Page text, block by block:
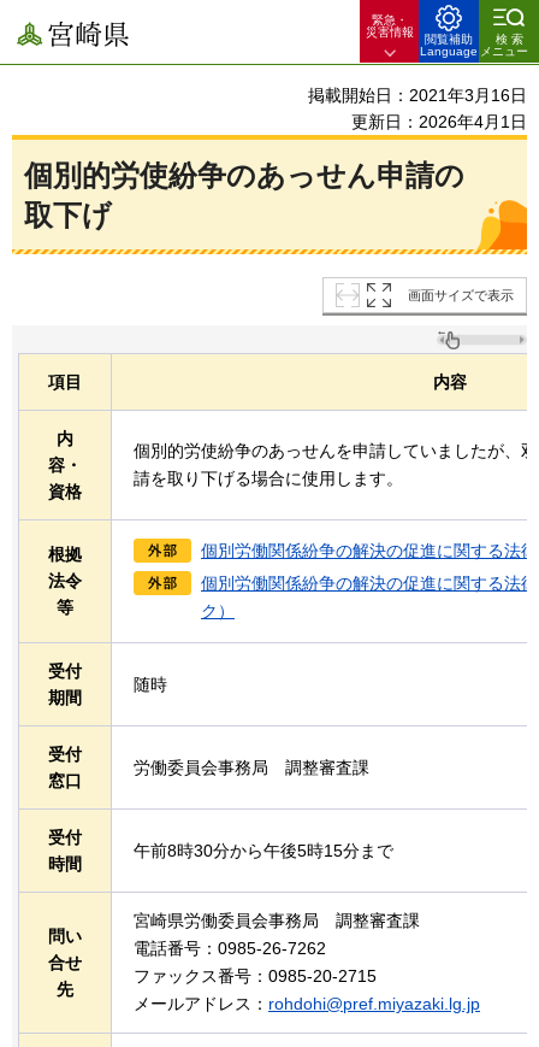
宮崎県
緊急・
災害情報
閲覧補助
Language
検索
メニュー
掲載開始日：2021年3月16日
更新日：2026年4月1日
個別的労使紛争のあっせん申請の
取下げ
画面サイズで表示
項目 内容
内
容・
資格
個別的労使紛争のあっせんを申請していましたが、
請を取り下げる場合に使用します。
根拠
法令
等
個別労働関係紛争の解決の促進に関する法
個別労働関係紛争の解決の促進に関する法
ク）
受付
期間
随時
受付
窓口
労働委員会事務局 調整審査課
受付
時間
午前8時30分から午後5時15分まで
問い
合せ
先
宮崎県労働委員会事務局 調整審査課
電話番号：0985-26-7262
ファックス番号：0985-20-2715
メールアドレス： rohdohi@pref.miyazaki.lg.jp